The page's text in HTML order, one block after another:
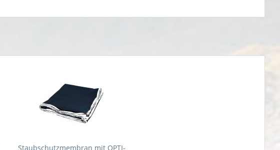
Staubschutzmembran mit OPTI-